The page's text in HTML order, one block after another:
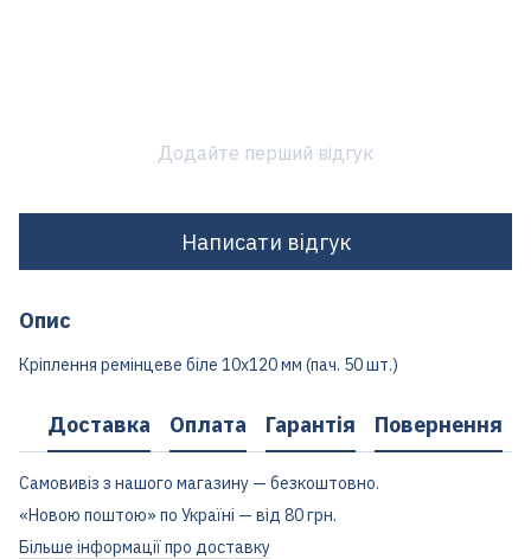
Додайте перший відгук
Написати відгук
Опис
Кріплення ремінцеве біле 10х120 мм (пач. 50 шт.)
Доставка Оплата Гарантія Повернення
Самовивіз з нашого магазину — безкоштовно.
«Новою поштою» по Україні — від 80 грн.
Більше інформації про доставку